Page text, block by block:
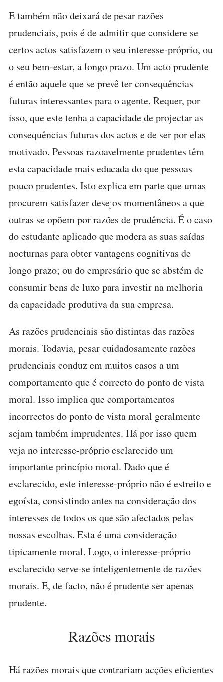
E também não deixará de pesar razões
prudenciais, pois é de admitir que considere se
certos actos satisfazem o seu interesse-próprio, ou
o seu bem-estar, a longo prazo. Um acto prudente
é então aquele que se prevê ter consequências
futuras interessantes para o agente. Requer, por
isso, que este tenha a capacidade de projectar as
consequências futuras dos actos e de ser por elas
motivado. Pessoas razoavelmente prudentes têm
esta capacidade mais educada do que pessoas
pouco prudentes. Isto explica em parte que umas
procurem satisfazer desejos momentâneos a que
outras se opõem por razões de prudência. É o caso
do estudante aplicado que modera as suas saídas
nocturnas para obter vantagens cognitivas de
longo prazo; ou do empresário que se abstém de
consumir bens de luxo para investir na melhoria
da capacidade produtiva da sua empresa.
As razões prudenciais são distintas das razões
morais. Todavia, pesar cuidadosamente razões
prudenciais conduz em muitos casos a um
comportamento que é correcto do ponto de vista
moral. Isso implica que comportamentos
incorrectos do ponto de vista moral geralmente
sejam também imprudentes. Há por isso quem
veja no interesse-próprio esclarecido um
importante princípio moral. Dado que é
esclarecido, este interesse-próprio não é estreito e
egoísta, consistindo antes na consideração dos
interesses de todos os que são afectados pelas
nossas escolhas. Esta é uma consideração
tipicamente moral. Logo, o interesse-próprio
esclarecido serve-se inteligentemente de razões
morais. E, de facto, não é prudente ser apenas
prudente.
Razões morais
Há razões morais que contrariam acções eficientes